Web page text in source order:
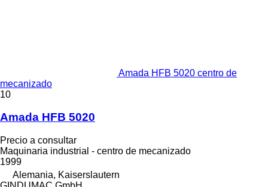
Amada HFB 5020 centro de
mecanizado
10
Amada HFB 5020
Precio a consultar
Maquinaria industrial - centro de mecanizado
1999
Alemania, Kaiserslautern